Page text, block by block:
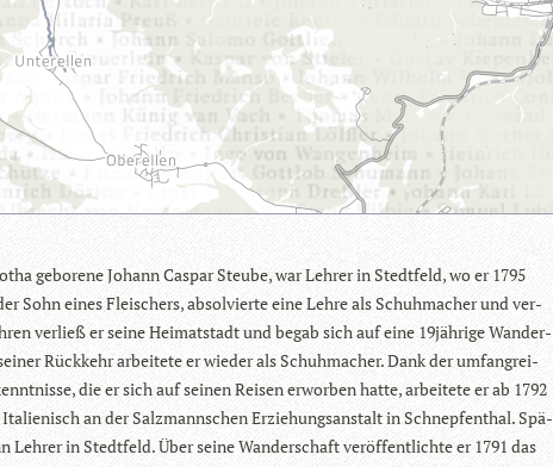
gebo­rene Johann Cas­par Steube, war Leh­rer in Stedt­feld, wo er 1795
Sohn eines Flei­schers, absol­vierte eine Lehre als Schuh­ma­cher und ver­
ver­ließ er seine Hei­mat­stadt und begab sich auf eine 19jährige Wan­der­
Rück­kehr arbei­tete er wie­der als Schuh­ma­cher. Dank der umfang­rei­
die er sich auf sei­nen Rei­sen erwor­ben hatte, arbei­tete er ab 1792
an der Salz­mann­schen Erzie­hungs­an­stalt in Schnep­f­en­thal. Spä­
Leh­rer in Stedt­feld. Über seine Wan­der­schaft ver­öf­fent­lichte er 1791 das